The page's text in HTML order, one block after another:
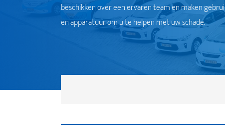
beschikken over een ervaren team en maken
en apparatuur om u te helpen met uw schade.